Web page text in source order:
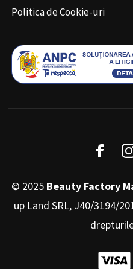
Politica de Cookie-uri
© 2025 Beauty Factory
up Land SRL, J40/3194/